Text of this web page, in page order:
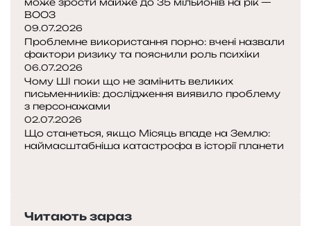
г
е
н
н
о
т
е
р
а
п
н
и
в
и
н
и
к
а
ю
т
п
о
д
о
л
а
и
п
а
ВООЗ
09.07.2026
Проблемне використання порно: вчені назвали
фактори ризику та пояснили роль психіки
06.07.2026
Чому ШІ поки що не замінить великих
письменників: дослідження виявило проблему
з персонажами
02.07.2026
Що станеться, якщо Місяць впаде на Землю:
наймасштабніша катастрофа в історії планети
р
т
Читають зараз